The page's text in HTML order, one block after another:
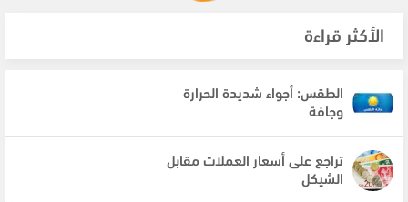
الأكثر قراءة
الطقس: أجواء شديدة الحرارة
وجافة
تراجع على أسعار العملات مقابل
الشيكل